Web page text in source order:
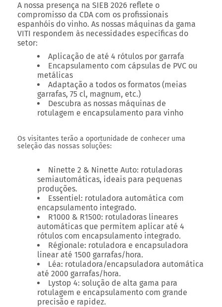
A nossa presença na SIEB 2026 reflete o
compromisso da CDA com os profissionais
espanhóis do vinho. As nossas máquinas da gama
VITI respondem às necessidades específicas do
setor:
Aplicação de até 4 rótulos por garrafa
Encapsulamento com cápsulas de PVC ou
metálicas
Adaptação a todos os formatos (meias
garrafas, 75 cl, magnum, etc.)
Descubra as nossas máquinas de
rotulagem e encapsulamento para vinho
Os visitantes terão a oportunidade de conhecer uma
seleção das nossas soluções:
Ninette 2 & Ninette Auto: rotuladoras
semiautomáticas, ideais para pequenas
produções.
Essentiel: rotuladora automática com
encapsulamento integrado.
R1000 & R1500: rotuladoras lineares
automáticas que permitem aplicar até 4
rótulos com encapsulamento integrado.
Régionale: rotuladora e encapsuladora
linear até 1500 garrafas/hora.
Léa: rotuladora/encapsuladora automática
até 2000 garrafas/hora.
Lystop 4: solução de alta gama para
rotulagem e encapsulamento com grande
precisão e rapidez.